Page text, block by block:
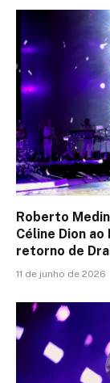
Roberto
Céline Dion
retorno de
11 de junho de 2026